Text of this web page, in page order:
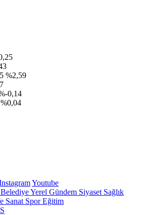
%2,59
0,14
%0,04
Youtube
BelediyeYerel Gündem Siyaset Sağlık
Sanat SporEğitim